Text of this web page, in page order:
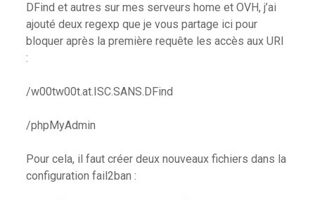
DFind et autres sur mes serveurs home et OVH, j’ai
ajouté deux regexp que je vous partage ici pour
bloquer après la première requête les accès aux URI
:
/w00tw00t.at.ISC.SANS.DFind
/phpMyAdmin
Pour cela, il faut créer deux nouveaux fichiers dans la
configuration fail2ban :